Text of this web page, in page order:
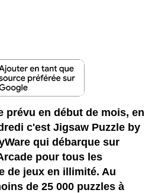
prévu en début de mois, en
c'est Jigsaw Puzzle by
qui débarque sur
pour tous les
de jeux en illimité. Au
de 25 000 puzzles à